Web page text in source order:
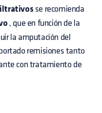
se recomienda
, que en función de la
la amputación del
remisiones tanto
con tratamiento de